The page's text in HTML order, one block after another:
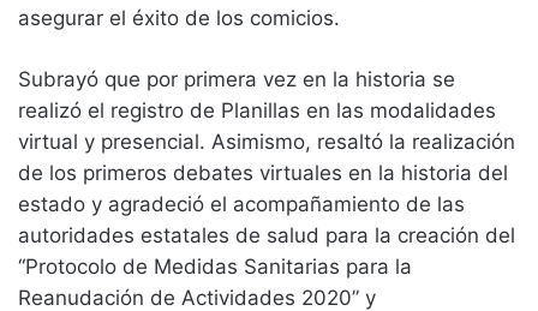
asegurar el éxito de los comicios.
Subrayó que por primera vez en la historia se
realizó el registro de Planillas en las modalidades
virtual y presencial. Asimismo, resaltó la realización
de los primeros debates virtuales en la historia del
estado y agradeció el acompañamiento de las
autoridades estatales de salud para la creación del
“Protocolo de Medidas Sanitarias para la
Reanudación de Actividades 2020” y